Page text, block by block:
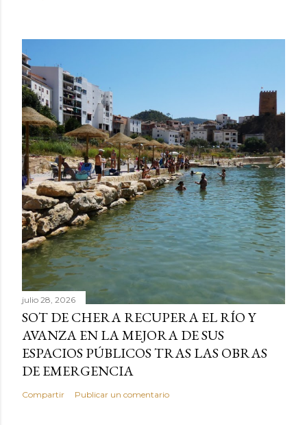
julio 28, 2026
SOT DE CHERA RECUPERA EL RÍO Y
AVANZA EN LA MEJORA DE SUS
ESPACIOS PÚBLICOS TRAS LAS OBRAS
DE EMERGENCIA
Compartir Publicar un comentario